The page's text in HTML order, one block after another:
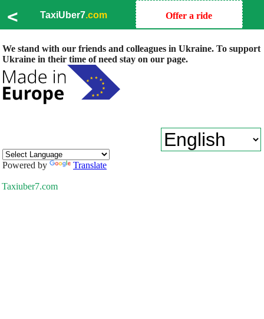
< TaxiUber7.com Offer a ride
We stand with our friends and colleagues in Ukraine. To support
Ukraine in their time of need stay on our page.
Powered by Translate
Taxiuber7.com